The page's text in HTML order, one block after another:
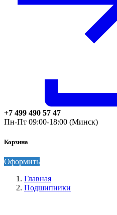
+7 499 490 57 47
Пн-Пт 09:00-18:00 (Минск)
Корзина
Оформить
Главная
Подшипники